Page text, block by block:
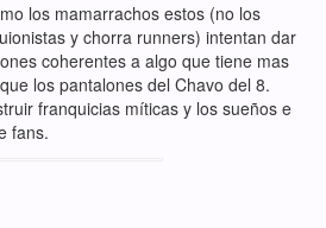
los mamarrachos estos (no los
y chorra runners) intentan dar
coherentes a algo que tiene mas
los pantalones del Chavo del 8.
franquicias míticas y los sueños e
fans.